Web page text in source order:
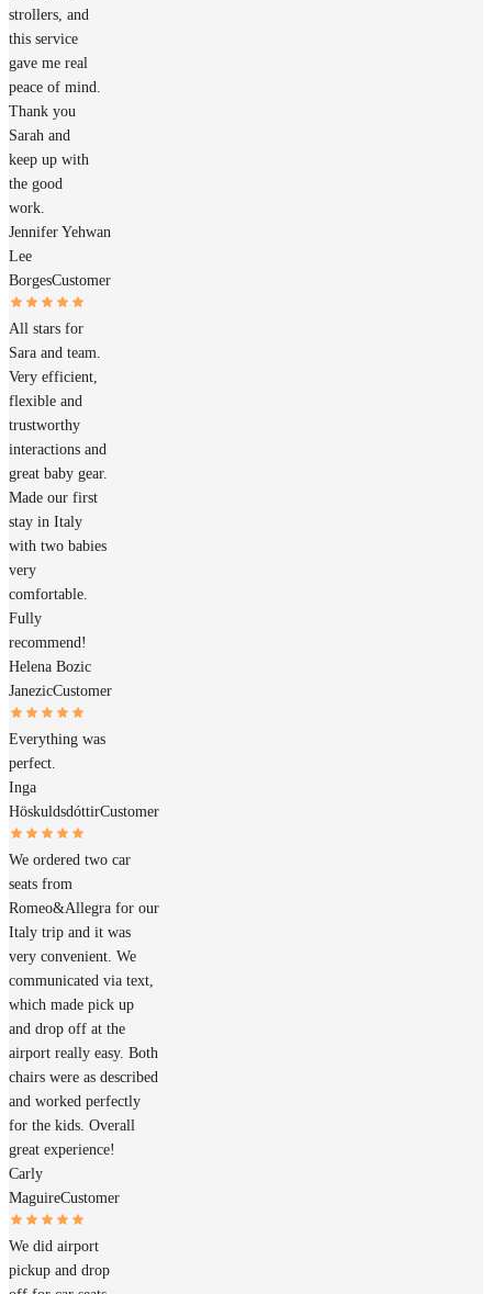
strollers, and
this service
gave me real
peace of mind.
Thank you
Sarah and
keep up with
the good
work.
Jennifer Yehwan
Lee
BorgesCustomer
All stars for
Sara and team.
Very efficient,
flexible and
trustworthy
interactions and
great baby gear.
Made our first
stay in Italy
with two babies
very
comfortable.
Fully
recommend!
Helena Bozic
JanezicCustomer
Everything was
perfect.
Inga
HöskuldsdóttirCustomer
We ordered two car
seats from
Romeo&Allegra for our
Italy trip and it was
very convenient. We
communicated via text,
which made pick up
and drop off at the
airport really easy. Both
chairs were as described
and worked perfectly
for the kids. Overall
great experience!
Carly
MaguireCustomer
We did airport
pickup and drop